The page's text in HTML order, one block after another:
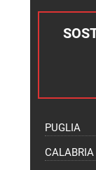
PUGLIA
CALABRIA